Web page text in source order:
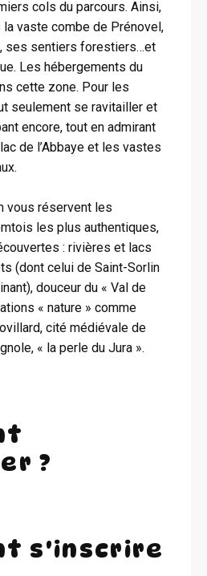
cols du parcours. Ainsi,
vaste combe de Prénovel,
ses sentiers forestiers…et
Les hébergements du
cette zone. Pour les
seulement se ravitailler et
encore, tout en admirant
de l’Abbaye et les vastes
vous réservent les
les plus authentiques,
: rivières et lacs
(dont celui de Saint-Sorlin
douceur du « Val de
« nature » comme
cité médiévale de
« la perle du Jura ».
?
s'inscrire